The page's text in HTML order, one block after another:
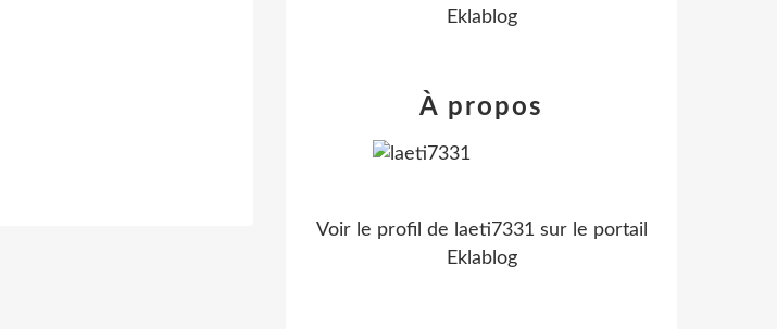
Eklablog
À propos
Voir le profil de laeti7331sur le portail
Eklablog